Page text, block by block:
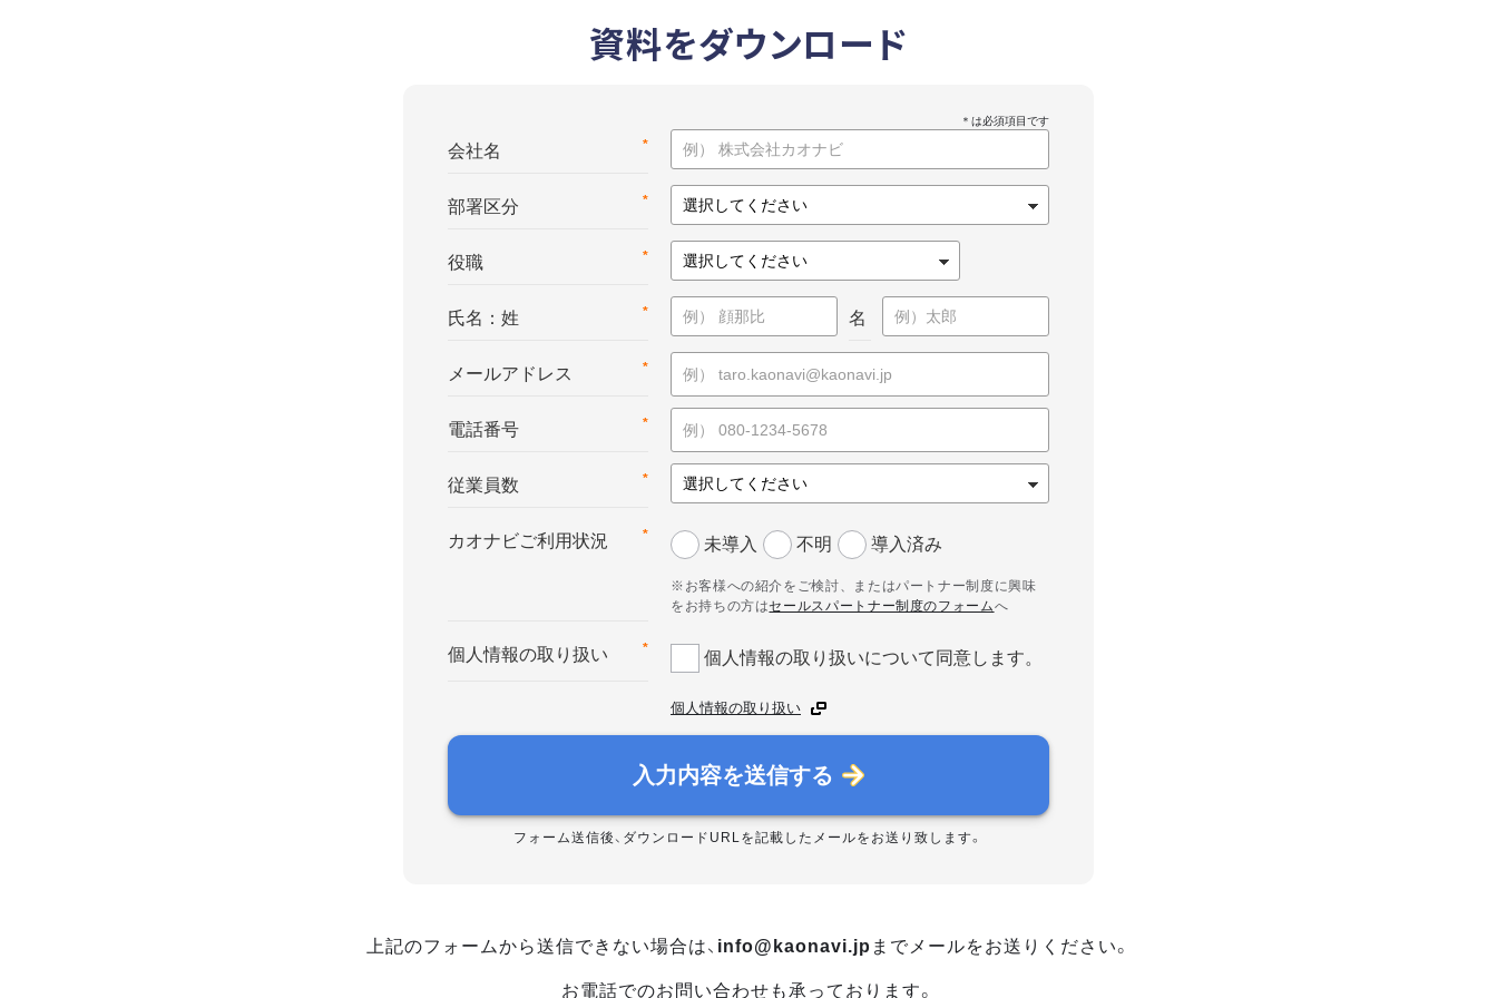
資料をダウンロード
*
会社名
*
部署区分
*
役職
*
氏名：姓 名
*
メールアドレス
*
電話番号
*
従業員数
*
カオナビご利用状況 未導入 不明 導入済み
※お客様への紹介をご検討、またはパートナー制度に興味
をお持ちの方はセールスパートナー制度のフォームへ
*
個人情報の取り扱い 個人情報の取り扱いについて同意します。
個人情報の取り扱い
入力内容を送信する
フォーム送信後、ダウンロードURLを記載したメールをお送り致します。
上記のフォームから送信できない場合は、 info@kaonavi.jp までメールをお送りください。
お電話でのお問い合わせも承っております。